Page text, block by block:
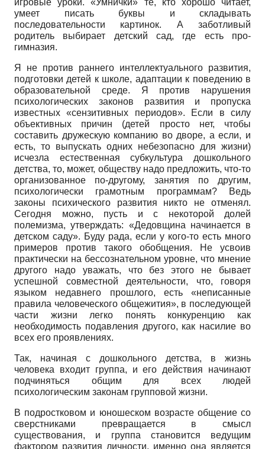
игровые уроки. «Умнич­ки» те, кто хорошо читает,
умеет писать буквы и складывать
последовательности картинок. А заботливый
родитель выбирает детский сад, где есть про­
гимназия.
Я не против раннего интеллектуального развития,
подготовки детей к школе, адаптации к поведению в
образовательной среде. Я против нарушения
психологических законов развития и пропуска
известных «сензитивных периодов». Если в силу
объективных причин (детей просто нет, чтобы
составить дружескую компанию во дворе, а если, и
есть, то выпускать одних небезопасно для жизни)
исчезла естественная субкультура дошкольного
детства, то, может, обществу надо предложить, что-то
организованное по-другому, занятия по другим,
психологически грамотным программам? Ведь
законы психического развития никто не отменял.
Сегодня можно, пусть и с некоторой долей
полемизма, утверждать: «Дедовщина начинается в
детском саду». Буду рада, если у кого-то есть много
примеров против такого обобщения. Не усвоив
практически на бессознательном уровне, что мнение
другого надо уважать, что без этого не бывает
успешной совместной деятельности, что, говоря
языком недавнего прошлого, есть «неписанные
правила человеческого общежития», в последующей
части жизни легко понять конкуренцию как
необходимость подавления другого, как насилие во
всех его проявлениях.
Так, начиная с дошкольного детства, в жизнь
человека входит группа, и его действия начинают
подчиняться общим для всех людей
психологическим законам групповой жизни.
В подростковом и юношеском возрасте общение со
сверстниками превращается в смысл
существования, и группа становится ведущим
фактором развития личности, именно она является